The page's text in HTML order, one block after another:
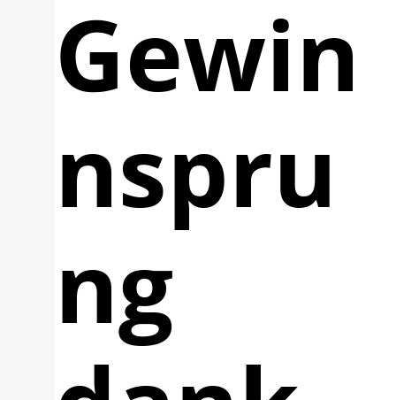
Gewin
nspru
ng